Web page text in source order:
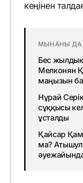
кеңінен
МЫНАНЫ ДА
Бес
Мелконян
маңызын
Нұрай
сұққысы
ұсталды
Қайсар
ма?
әуежайында